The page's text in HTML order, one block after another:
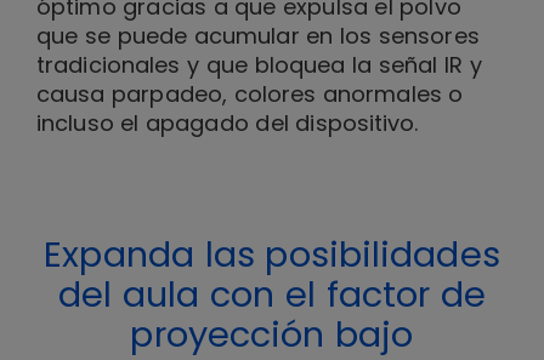
óptimo gracias a que expulsa el polvo
que se puede acumular en los sensores
tradicionales y que bloquea la señal IR y
causa parpadeo, colores anormales o
incluso el apagado del dispositivo.
Expanda las posibilidades
del aula con el factor de
proyección bajo